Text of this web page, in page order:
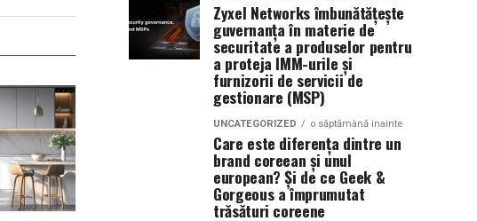
Zyxel Networks îmbunătățește
guvernanța în materie de
securitate a produselor pentru
a proteja IMM-urile și
furnizorii de servicii de
gestionare (MSP)
UNCATEGORIZED o săptămână inainte
Care este diferența dintre un
brand coreean și unul
european? Și de ce Geek &
Gorgeous a împrumutat
trăsături coreene